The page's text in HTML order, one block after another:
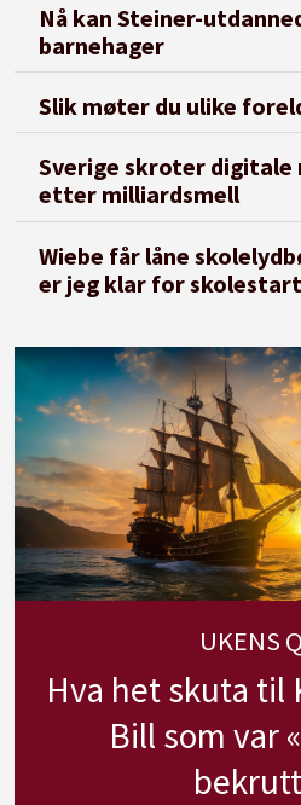
Nå kan Steiner-
barnehager
Slik møter du ulike
Sverige skroter digitale
etter milliardsmell
Wiebe får låne
er jeg klar for skolestart
UKENS
Hva het skuta til
Bill som var